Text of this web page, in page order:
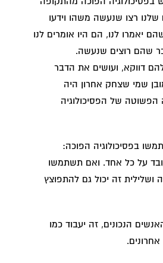
שלנו רצו שנעשה משהו וידעו
יאמרו לנו, הם היו אומרים לנו
שהם רוצים שנעשה.
להם דווקא, ועושים את הדבר
שמי שצחק אחרון היה
הפשוטה של הפסיכולוגיה
בפסיכולוגיה הפוכה:
על כל אחד. ואם תשתמשו
זה יכול גם להתפוצץ
הנכונים, זה יעבוד כמו